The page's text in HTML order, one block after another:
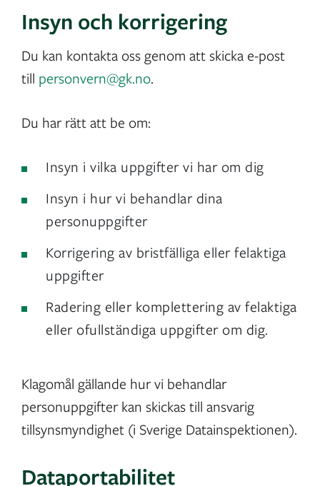
Insyn och korrigering
Du kan kontakta oss genom att skicka e-post
till personvern@gk.no.
Du har rätt att be om:
Insyn i vilka uppgifter vi har om dig
Insyn i hur vi behandlar dina
personuppgifter
Korrigering av bristfälliga eller felaktiga
uppgifter
Radering eller komplettering av felaktiga
eller ofullständiga uppgifter om dig.
Klagomål gällande hur vi behandlar
personuppgifter kan skickas till ansvarig
tillsynsmyndighet (i Sverige Datainspektionen).
Dataportabilitet